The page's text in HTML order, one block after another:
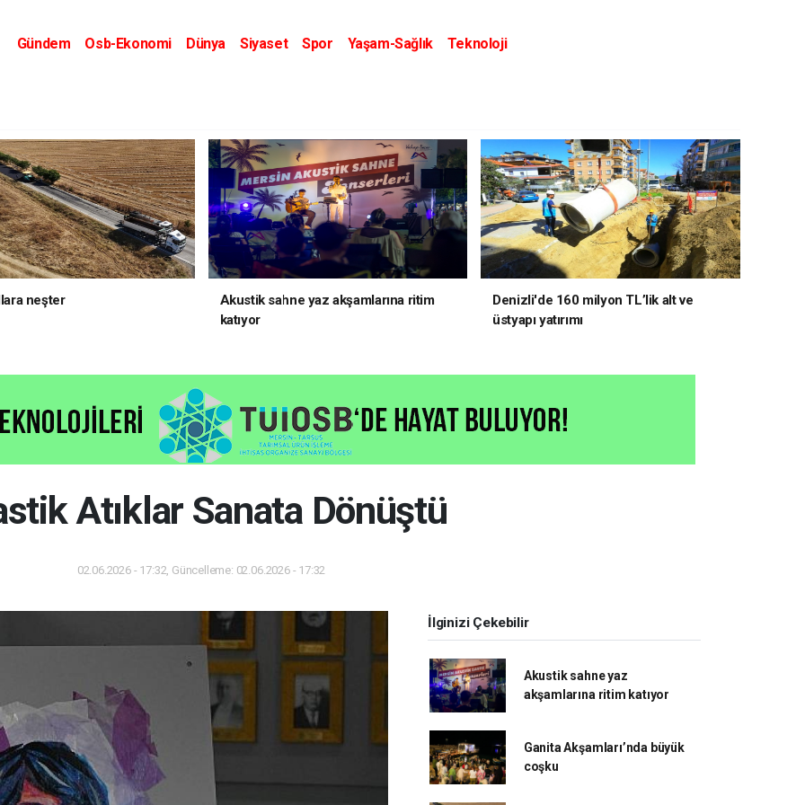
Gündem Osb-Ekonomi Dünya Siyaset Spor Yaşam-Sağlık
Teknoloji
neşter
Akustik sahne yaz akşamlarına ritim
katıyor
Denizli'de 160 milyon TL’lik alt ve
üstyapı yatırımı
Atıklar Sanata Dönüştü
02.06.2026 - 17:32, Güncelleme: 02.06.2026 - 17:32
İlginizi Çekebilir
Akustik sahne yaz
akşamlarına ritim katıyor
Ganita Akşamları’nda büyük
coşku